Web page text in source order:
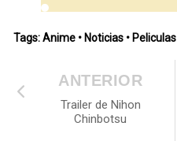
Tags:Anime • Noticias • Peliculas
ANTERIOR
Trailer de Nihon
Chinbotsu